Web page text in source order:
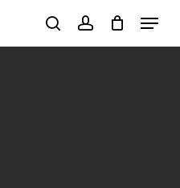
search
Menu